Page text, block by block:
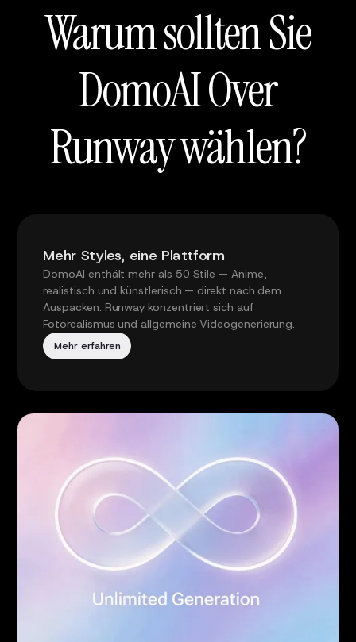
Warum sollten Sie
DomoAI Over
Runway wählen?
Mehr Styles, eine Plattform
DomoAI enthält mehr als 50 Stile — Anime,
realistisch und künstlerisch — direkt nach dem
Auspacken. Runway konzentriert sich auf
Fotorealismus und allgemeine Videogenerierung.
Mehr erfahren